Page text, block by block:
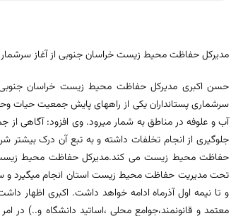
مدیرکل حفاظت محیط زیست خراسان جنوبی از آغاز
حسن اکبری مدیرکل حفاظت محیط زیست خراسان جنوبی
سرشماری پستانداران یکی از راههای پایش جمعیت حیات
آب و علوفه در مناطق به شمار میرود. وی افزود: آگاهی
جلوگیری از انجام تخلفات داشته و به تبع آن درک
حفاظت محیط زیست می کند.مدیرکل حفاظت محیط زیست
و تا نیمه اول آذرماه ادامه خواهد داشت. اکبری
معتمد و قانونمند،جوامع محلی ،اساتید دانشگاه و..)